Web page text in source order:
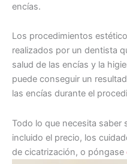
encías.
Los procedimientos
realizados por un dentista
salud de las encías y la
puede conseguir un
las encías durante el
Todo lo que necesita saber
incluido el precio, los
de cicatrización, o póngase